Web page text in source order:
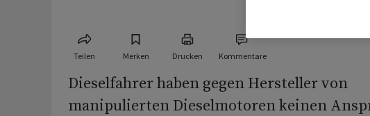
Teilen Merken Drucken Kommentare
Dieselfahrer haben gegen Hersteller von
manipulierten Dieselmotoren keinen